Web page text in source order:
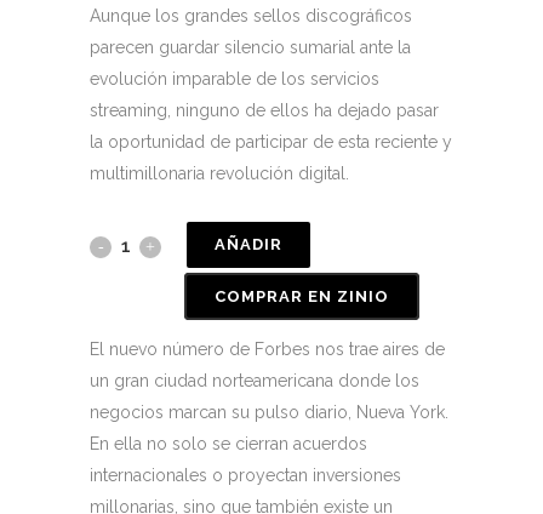
Aunque los grandes sellos discográficos
parecen guardar silencio sumarial ante la
evolución imparable de los servicios
streaming, ninguno de ellos ha dejado pasar
la oportunidad de participar de esta reciente y
multimillonaria revolución digital.
AÑADIR
COMPRAR EN ZINIO
El nuevo número de Forbes nos trae aires de
un gran ciudad norteamericana donde los
negocios marcan su pulso diario, Nueva York.
En ella no solo se cierran acuerdos
internacionales o proyectan inversiones
millonarias, sino que también existe un